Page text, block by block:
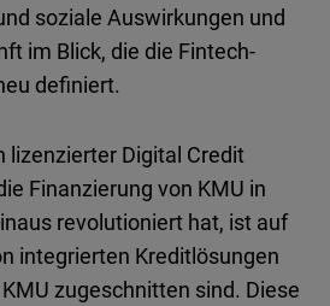
soziale Auswirkungen und
im Blick, die die Fintech-
definiert.
lizenzierter Digital Credit
Finanzierung von KMU in
revolutioniert hat, ist auf
integrierten Kreditlösungen
zugeschnitten sind. Diese